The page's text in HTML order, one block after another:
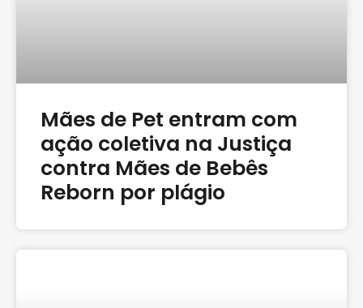
Mães de Pet entram com
ação coletiva na Justiça
contra Mães de Bebês
Reborn por plágio